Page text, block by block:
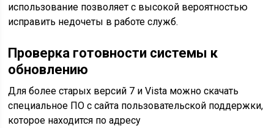
использование позволяет с высокой вероятностью
исправить недочеты в работе служб.
Проверка готовности системы к
обновлению
Для более старых версий 7 и Vista можно скачать
специальное ПО с сайта пользовательской поддержки,
которое находится по адресу